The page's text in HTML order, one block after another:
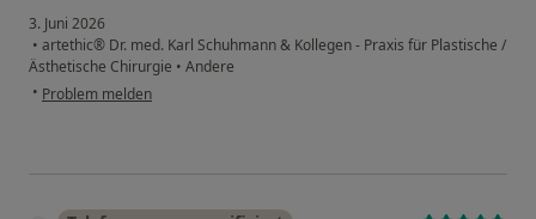
3. Juni 2026
• artethic® Dr. med. Karl Schuhmann & Kollegen - Praxis für Plastische /
Ästhetische Chirurgie • Andere
• Problem melden